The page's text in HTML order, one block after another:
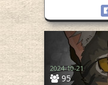
95
2024-10-21